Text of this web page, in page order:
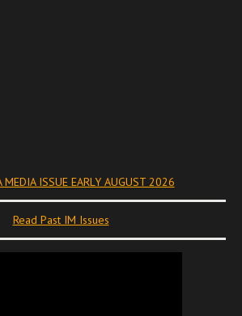
MEDIA ISSUE EARLY AUGUST 2026
Read Past IM Issues